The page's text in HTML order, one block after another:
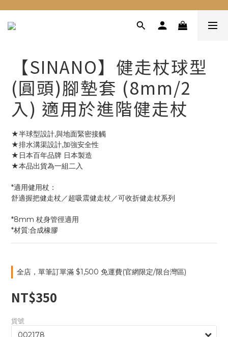
【SINANO】健走杖球型
(圓頭)腳墊套 (8mm/2
入) 適用於進階健走杖
★半球型設計,與地面緊密接觸
★排水溝渠設計,加強安全性
★日本百年品牌 日本製造
★本品出貨為一組二入
*適用健用杖：
舒適握把健走杖／超吸震健走杖／可收折健走杖系列
*8mm 杖身管徑適用
*材質:合成橡膠
全店，單筆訂單滿 $1,500 免運費(官網限定/限台灣區)
NT$350
貨號